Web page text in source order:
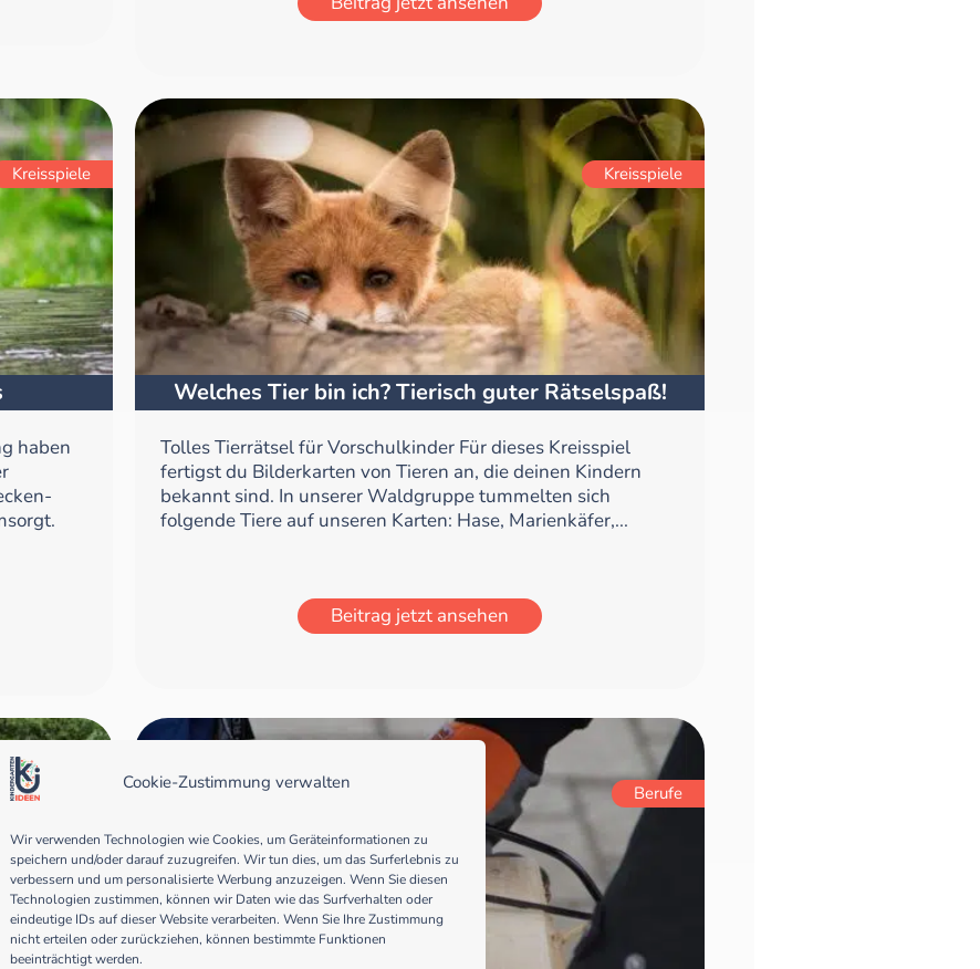
Cookie-Zustimmung verwalten
Wir verwenden Technologien wie Cookies, um Geräteinformationen zu
speichern und/oder darauf zuzugreifen. Wir tun dies, um das Surferlebnis zu
verbessern und um personalisierte Werbung anzuzeigen. Wenn Sie diesen
Technologien zustimmen, können wir Daten wie das Surfverhalten oder
eindeutige IDs auf dieser Website verarbeiten. Wenn Sie Ihre Zustimmung
nicht erteilen oder zurückziehen, können bestimmte Funktionen
beeinträchtigt werden.
Kreisspiele
haben
Kreisspiele
Welches Tier bin ich? Tierisch guter Rätselspaß!
Tolles Tierrätsel für Vorschulkinder Für dieses Kreisspiel
fertigst du Bilderkarten von Tieren an, die deinen Kindern
bekannt sind. In unserer Waldgruppe tummelten sich
folgende Tiere auf unseren Karten: Hase, Marienkäfer,...
Beitrag jetzt ansehen
Kreisspiele Berufe